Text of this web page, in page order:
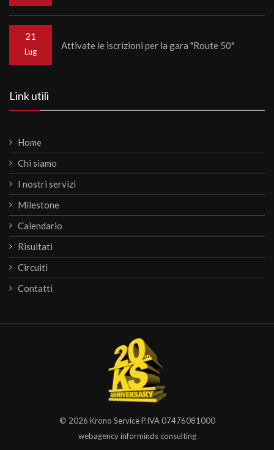
21
Lug
Attivate le iscrizioni per la gara "Route 50"
Link utili
Home
Chi siamo
I nostri servizi
Milestone
Calendario
Risultati
Circuiti
Contatti
© 2026 Krono ServiceP.IVA 07476081000
webagency informinds consulting